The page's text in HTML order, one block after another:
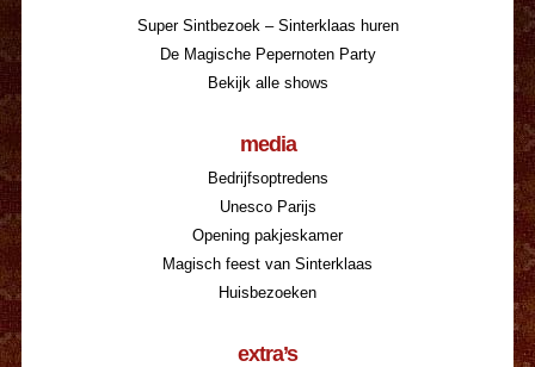
Super Sintbezoek – Sinterklaas huren
De Magische Pepernoten Party
Bekijk alle shows
media
Bedrijfsoptredens
Unesco Parijs
Opening pakjeskamer
Magisch feest van Sinterklaas
Huisbezoeken
extra’s